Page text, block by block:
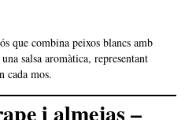
que combina peixos blancs amb
salsa aromàtica, representant
cada mos.
i almejas –